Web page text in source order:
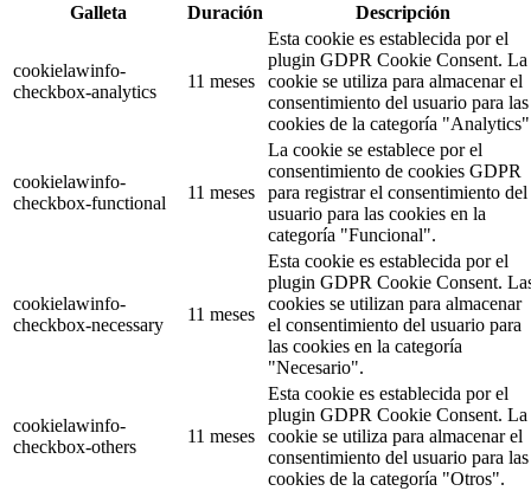
Galleta
Duración Descripción
cookielawinfo-
checkbox-analytics
11 meses
Esta cookie es establecida por el
plugin GDPR Cookie Consent. La
cookie se utiliza para almacenar el
consentimiento del usuario para las
cookies de la categoría
cookielawinfo-
checkbox-functional
11 meses
La cookie se establece por el
consentimiento de cookies GDPR
para registrar el consentimiento del
usuario para las cookies en la
categoría "Funcional".
cookielawinfo-
checkbox-necessary
11 meses
Esta cookie es establecida por el
plugin GDPR Cookie Consent.
cookies se utilizan para almacenar
el consentimiento del usuario para
las cookies en la categoría
"Necesario".
cookielawinfo-
checkbox-others
11 meses
Esta cookie es establecida por el
plugin GDPR Cookie Consent. La
cookie se utiliza para almacenar el
consentimiento del usuario para las
cookies de la categoría "Otros".